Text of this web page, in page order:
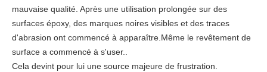
mauvaise qualité. Après une utilisation prolongée sur des
surfaces époxy, des marques noires visibles et des traces
d'abrasion ont commencé à apparaître.Même le revêtement de
surface a commencé à s'user..
Cela devint pour lui une source majeure de frustration.